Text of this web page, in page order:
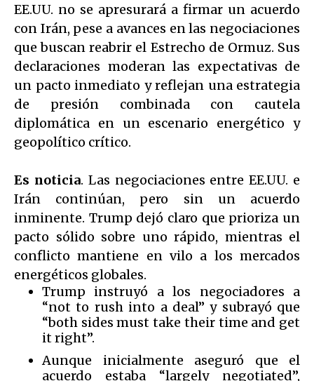
EE.UU. no se apresurará a firmar un acuerdo
con Irán, pese a avances en las negociaciones
que buscan reabrir el Estrecho de Ormuz. Sus
declaraciones moderan las expectativas de
un pacto inmediato y reflejan una estrategia
de presión combinada con cautela
diplomática en un escenario energético y
geopolítico crítico.
Es noticia. Las negociaciones entre EE.UU. e
Irán continúan, pero sin un acuerdo
inminente. Trump dejó claro que prioriza un
pacto sólido sobre uno rápido, mientras el
conflicto mantiene en vilo a los mercados
energéticos globales.
Trump instruyó a los negociadores a
“not to rush into a deal” y subrayó que
“both sides must take their time and get
it right”.
Aunque inicialmente aseguró que el
acuerdo estaba “largely negotiated”,